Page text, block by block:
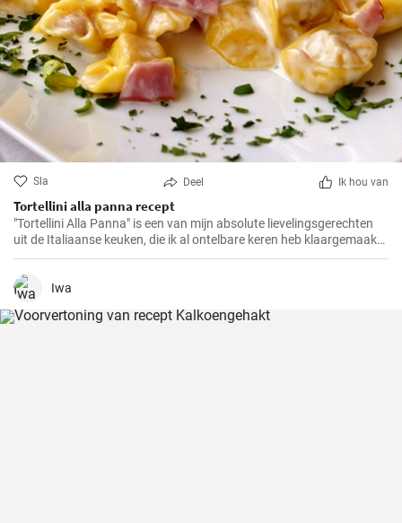
Sla Deel Ik hou van
Tortellini alla panna recept
"Tortellini Alla Panna" is een van mijn absolute lievelingsgerechten
uit de Italiaanse keuken, die ik al ontelbare keren heb klaargemaakt
voor familie en vrienden. Deze romige pasta met de smaak van
prosciutto en parmezaan zal gegarandeerd in de smaak vallen bij
elk gehemelte. Ik kan de combinatie van zachte tortellini,
dan 30 minuten maken, een echte traktatie voor pastaliefhebbers!
Iwa